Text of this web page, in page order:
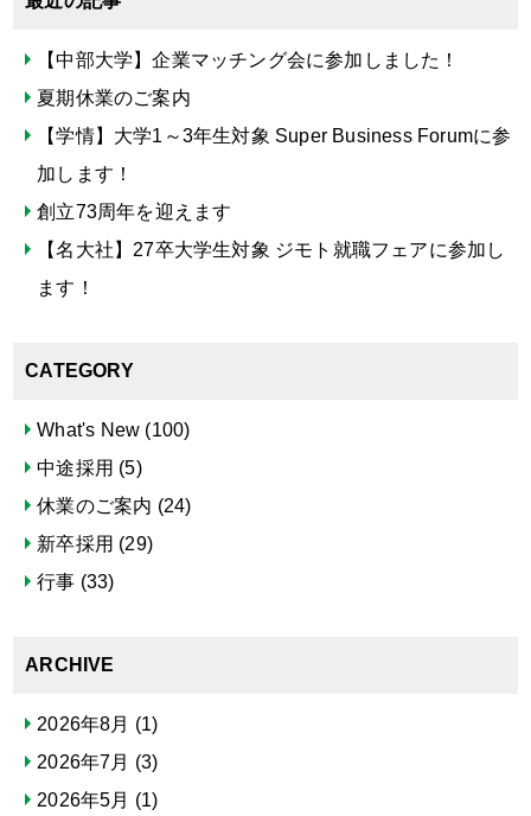
【中部大学】企業マッチング会に参加しました！
夏期休業のご案内
【学情】大学1～3年生対象 Super Business Forumに参
加します！
創立73周年を迎えます
【名大社】27卒大学生対象 ジモト就職フェアに参加し
ます！
CATEGORY
What's New (100)
中途採用 (5)
休業のご案内 (24)
新卒採用 (29)
行事 (33)
ARCHIVE
2026年8月 (1)
2026年7月 (3)
2026年5月 (1)